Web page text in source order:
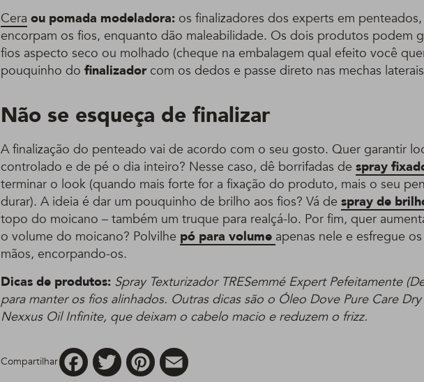
Cera ou pomada modeladora: os finalizadores dos experts em
encorpam os fios, enquanto dão maleabilidade. Os dois produtos podem
fios aspecto seco ou molhado (cheque na embalagem qual efeito você
pouquinho do finalizador com os dedos e passe direto nas mechas
Não se esqueça de finalizar
A finalização do penteado vai de acordo com o seu gosto. Quer garantir
controlado e de pé o dia inteiro? Nesse caso, dê borrifadas de spray
terminar o look (quando mais forte for a fixação do produto, mais o seu
durar). A ideia é dar um pouquinho de brilho aos fios? Vá de spray de
topo do moicano – também um truque para realçá-lo. Por fim, quer
o volume do moicano? Polvilhe pó para volume apenas nele e esfregue
mãos, encorpando-os.
Dicas de produtos: Spray Texturizador TRESemmé Expert Pefeitamente
para manter os fios alinhados. Outras dicas são o Óleo Dove Pure Care
Nexxus Oil Infinite, que deixam o cabelo macio e reduzem o frizz.
Compartilhar
FacebookTwitter Pinterest